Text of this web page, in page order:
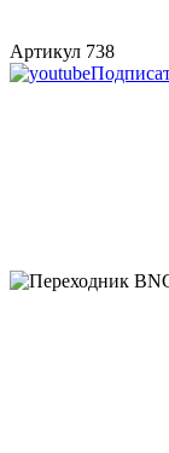
Артикул 738